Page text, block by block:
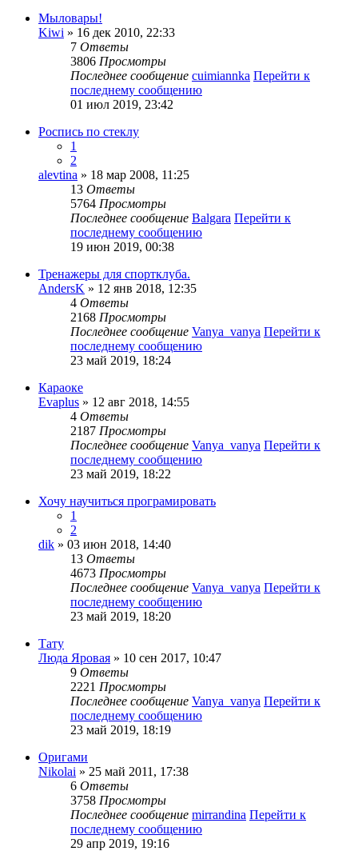
Мыловары!
Kiwi » 16 дек 2010, 22:33
7 Ответы
3806 Просмотры
Последнее сообщение cuimiannka Перейти к
последнему сообщению
01 июл 2019, 23:42
Роспись по стеклу
1
2
alevtina » 18 мар 2008, 11:25
13 Ответы
5764 Просмотры
Последнее сообщение Balgara Перейти к
последнему сообщению
19 июн 2019, 00:38
Тренажеры для спортклуба.
AndersK » 12 янв 2018, 12:35
4 Ответы
2168 Просмотры
Последнее сообщение Vanya_vanya Перейти к
последнему сообщению
23 май 2019, 18:24
Караоке
Evaplus » 12 авг 2018, 14:55
4 Ответы
2187 Просмотры
Последнее сообщение Vanya_vanya Перейти к
последнему сообщению
23 май 2019, 18:22
Хочу научиться програмировать
1
2
dik » 03 июн 2018, 14:40
13 Ответы
4673 Просмотры
Последнее сообщение Vanya_vanya Перейти к
последнему сообщению
23 май 2019, 18:20
Тату
Люда Яровая » 10 сен 2017, 10:47
9 Ответы
2221 Просмотры
Последнее сообщение Vanya_vanya Перейти к
последнему сообщению
23 май 2019, 18:19
Оригами
Nikolai » 25 май 2011, 17:38
6 Ответы
3758 Просмотры
Последнее сообщение mirrandina Перейти к
последнему сообщению
29 апр 2019, 19:16